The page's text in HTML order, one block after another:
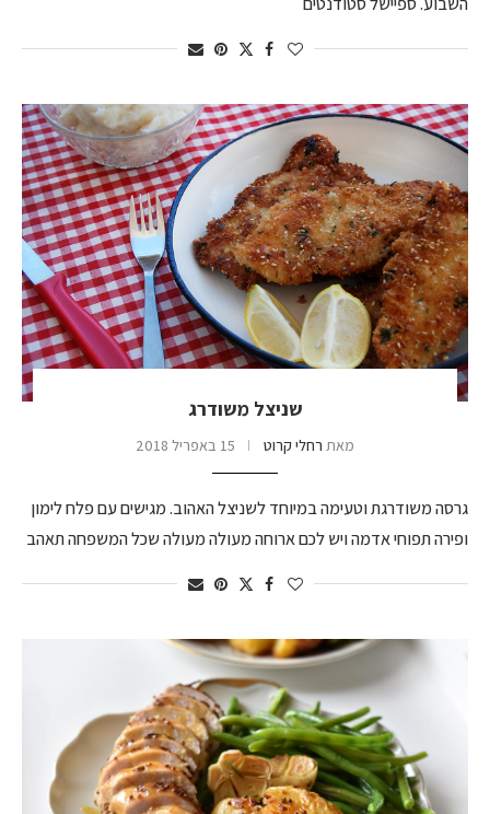
שניצל משודרג
מאת רחלי קרוט 15 באפריל 2018
גרסה משודרגת וטעימה במיוחד לשניצל האהוב. מגישים עם פלח לימון
ופירה תפוחי אדמה ויש לכם ארוחה מעולה מעולה שכל המשפחה תאהב